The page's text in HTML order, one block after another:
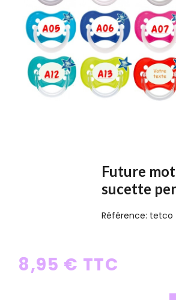
Future
sucette
Référence: tetco
8,95 € TTC